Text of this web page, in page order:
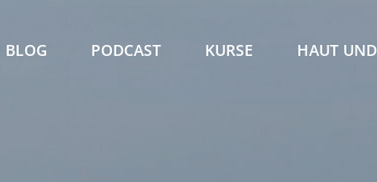
BLOG PODCAST KURSE HAUT